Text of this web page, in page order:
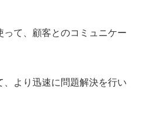
て、顧客とのコミュニケー
より迅速に問題解決を行い